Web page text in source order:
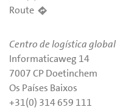
Route
Centro de logística global
Informaticaweg 14
7007 CP Doetinchem
Os Países Baixos
+31(0) 314 659 111